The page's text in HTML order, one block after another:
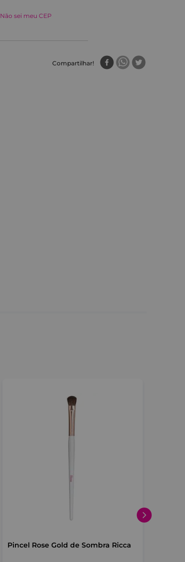
Não sei meu CEP
Compartilhar
Pincel Rose Gold de Sombra Ricca